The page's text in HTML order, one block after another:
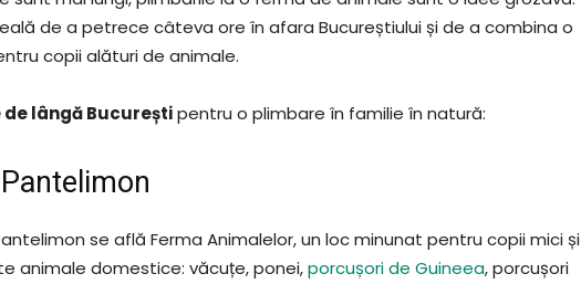
de a petrece câteva ore în afara Bucureștiului și de a combina o
copii alături de animale.
lângă Bucureștipentru o plimbare în familie în natură:
se află Ferma Animalelor, un loc minunat pentru copii mici și
animale domestice: văcuțe, ponei,porcușori de Guineea, porcușori